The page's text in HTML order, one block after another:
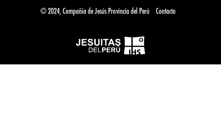
© 2024, Compañía de Jesús Provincia del Perú Contacto